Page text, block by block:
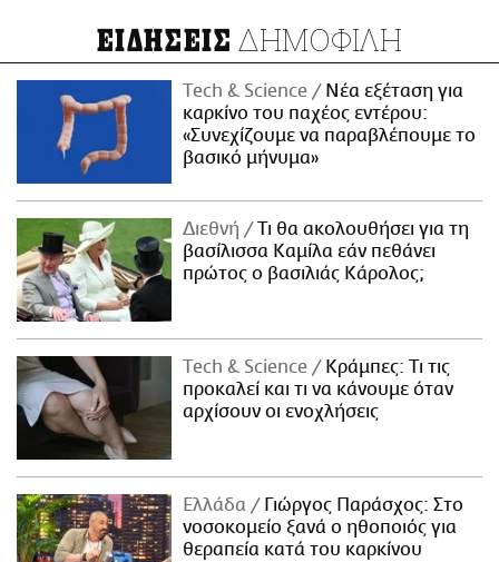
ΕΙΔΗΣΕΙΣ ΔΗΜΟΦΙΛΗ
Τech & Science
Νέα εξέταση για
καρκίνο του παχέος εντέρου:
«Συνεχίζουμε να παραβλέπουμε το
βασικό μήνυμα»
Διεθνή
Τι θα ακολουθήσει για τη
βασίλισσα Καμίλα εάν πεθάνει
πρώτος ο βασιλιάς Κάρολος;
Τech & Science
Κράμπες: Τι τις
προκαλεί και τι να κάνουμε όταν
αρχίσουν οι ενοχλήσεις
Ελλάδα
Γιώργος Παράσχος: Στο
νοσοκομείο ξανά ο ηθοποιός για
θεραπεία κατά του καρκίνου